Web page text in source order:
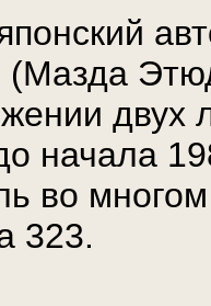
(Мазда
двух
начала
во
323.